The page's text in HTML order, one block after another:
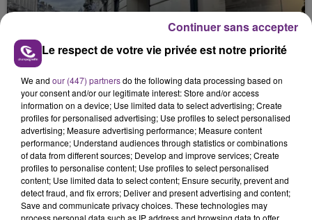
24 février 2026
SHEIN ARRIVE À REIMS
21 février 2026
ALERTE ENLÈVEMENT : LE BÉBÉ RETROUVÉ
Le respect de votre vie privée est notre priorité
We and our (447) partnersdo the following data processing based on
your consent and/or our legitimate interest: Store and/or access
information on a device; Use limited data to select advertising; Create
profiles for personalised advertising; Use profiles to select personalised
advertising; Measure advertising performance; Measure content
performance; Understand audiences through statistics or combinations
of data from different sources; Develop and improve services; Create
profiles to personalise content; Use profiles to select personalised
content; Use limited data to select content; Ensure security, prevent and
detect fraud, and fix errors; Deliver and present advertising and content;
Save and communicate privacy choices. These technologies may
process personal data such as IP address and browsing data to offer
Continuer sans accepter